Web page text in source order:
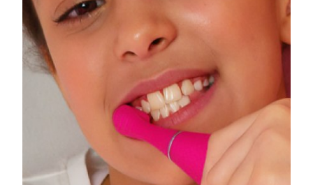
美國 8/11/26
烏茲別克 8/15/26
預計送達日期